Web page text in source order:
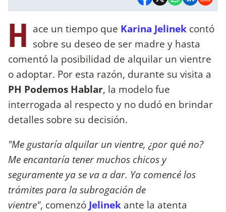
H ace un tiempo que Karina Jelinek contó
sobre su deseo de ser madre y hasta
comentó la posibilidad de alquilar un vientre
o adoptar. Por esta razón, durante su visita a
PH Podemos Hablar, la modelo fue
interrogada al respecto y no dudó en brindar
detalles sobre su decisión.
"Me gustaría alquilar un vientre, ¿por qué no?
Me encantaría tener muchos chicos y
seguramente ya se va a dar. Ya comencé los
trámites para la subrogación de
vientre", comenzó Jelinek ante la atenta